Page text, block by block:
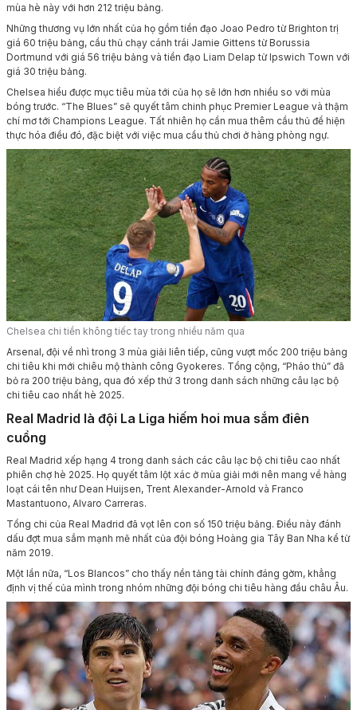
mùa hè này với hơn 212 triệu bảng.
Những thương vụ lớn nhất của họ gồm tiền đạo Joao Pedro từ Brighton trị
giá 60 triệu bảng, cầu thủ chạy cánh trái Jamie Gittens từ Borussia
Dortmund với giá 56 triệu bảng và tiền đạo Liam Delap từ Ipswich Town với
giá 30 triệu bảng.
Chelsea hiểu được mục tiêu mùa tới của họ sẽ lớn hơn nhiều so với mùa
bóng trước. “The Blues” sẽ quyết tâm chinh phục Premier League và thậm
chí mơ tới Champions League. Tất nhiên họ cần mua thêm cầu thủ để hiện
thực hóa điều đó, đặc biệt với việc mua cầu thủ chơi ở hàng phòng ngự.
Chelsea chi tiền không tiếc tay trong nhiều năm qua
Arsenal, đội về nhì trong 3 mùa giải liên tiếp, cũng vượt mốc 200 triệu bảng
chi tiêu khi mới chiêu mộ thành công Gyokeres. Tổng cộng, “Pháo thủ” đã
bỏ ra 200 triệu bảng, qua đó xếp thứ 3 trong danh sách những câu lạc bộ
chi tiêu cao nhất hè 2025.
Real Madrid là đội La Liga hiếm hoi mua sắm điên
cuồng
Real Madrid xếp hạng 4 trong danh sách các câu lạc bộ chi tiêu cao nhất
phiên chợ hè 2025. Họ quyết tâm lột xác ở mùa giải mới nên mang về hàng
loạt cái tên như Dean Huijsen, Trent Alexander-Arnold và Franco
Mastantuono, Alvaro Carreras.
Tổng chi của Real Madrid đã vọt lên con số 150 triệu bảng. Điều này đánh
dấu đợt mua sắm mạnh mẽ nhất của đội bóng Hoàng gia Tây Ban Nha kể từ
năm 2019.
Một lần nữa, “Los Blancos” cho thấy nền tảng tài chính đáng gờm, khẳng
định vị thế của mình trong nhóm những đội bóng chi tiêu hàng đầu châu Âu.